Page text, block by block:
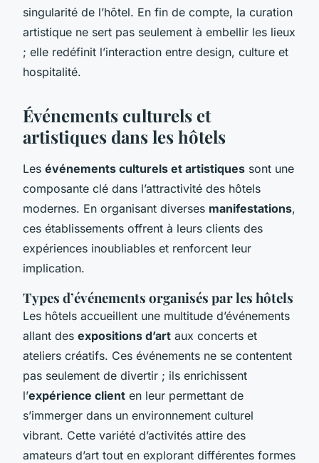
singularité de l’hôtel. En fin de compte, la curation
artistique ne sert pas seulement à embellir les lieux
; elle redéfinit l’interaction entre design, culture et
hospitalité.
Événements culturels et
artistiques dans les hôtels
Les événements culturels et artistiques sont une
composante clé dans l’attractivité des hôtels
modernes. En organisant diverses manifestations,
ces établissements offrent à leurs clients des
expériences inoubliables et renforcent leur
implication.
Types d’événements organisés par les hôtels
Les hôtels accueillent une multitude d’événements
allant des expositions d’art aux concerts et
ateliers créatifs. Ces événements ne se contentent
pas seulement de divertir ; ils enrichissent
l’expérience client en leur permettant de
s’immerger dans un environnement culturel
vibrant. Cette variété d’activités attire des
amateurs d’art tout en explorant différentes formes